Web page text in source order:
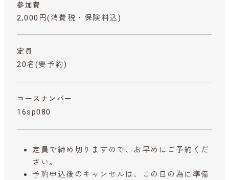
参加費
2,000円 (消費税・保険料込)
定員
20名(要予約)
コースナンバー
16sp080
定員で締め切りますので、お早めにご予約くだ
さい。
予約申込後のキャンセルは、この日の為に準備